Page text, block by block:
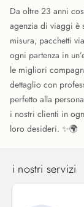
Da oltre 23 anni
agenzia di viaggi è
misura, pacchetti
ogni partenza in
le migliori
dettaglio con
perfetto alla
i nostri clienti in
loro desideri. ✨🌍
i nostri servizi